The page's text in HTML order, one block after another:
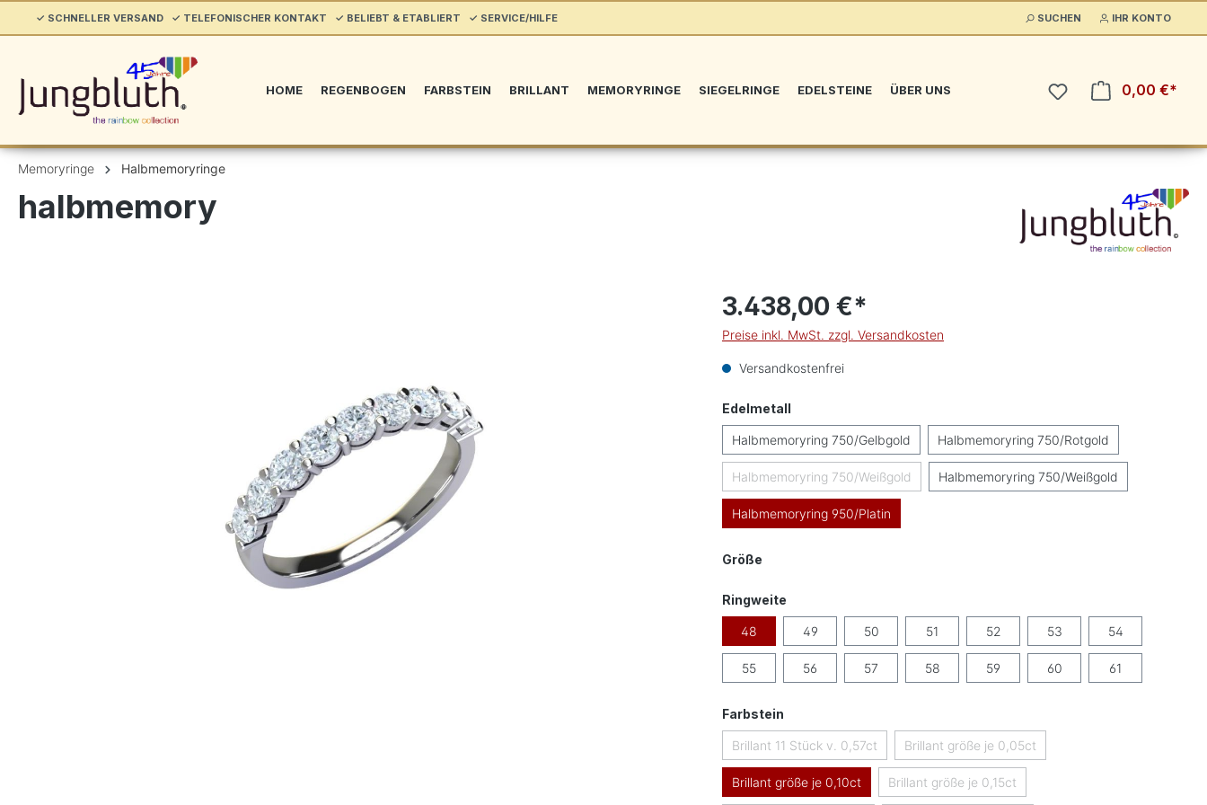
Zur Hauptnavigation springen
✓ SCHNELLER VERSAND ✓ TELEFONISCHER KONTAKT ✓ BELIEBT & ETABLIERT ✓ SERVICE/HILFE SUCHEN IHR KONTO
HOME REGENBOGEN FARBSTEIN BRILLANT MEMORYRINGE SIEGELRINGE EDELSTEINE ÜBER UNS 0,00 €*
Memoryringe Halbmemoryringe
halbmemory
3.438,00 €*
Preise inkl. MwSt. zzgl. Versandkosten
Versandkostenfrei
Edelmetall
Halbmemoryring 750/Gelbgold Halbmemoryring 750/Rotgold
Halbmemoryring 750/Weißgold(Diese Option ist zurzeit nicht verfügbar.)Halbmemoryring 750/Weißgold
Halbmemoryring 950/Platin
Größe
Ringweite
48 49 50 51 52 53 54
55 56 57 58 59 60 61
Farbstein
Brillant 11 Stück v. 0,57ct(Diese Option ist zurzeit nicht verfügbar.)
Brillant größe je 0,05ct(Diese Option ist zurzeit nicht verfügbar.)
Brillant größe je 0,10ct Brillant größe je 0,15ct(Diese Option ist zurzeit nicht verfügbar.)